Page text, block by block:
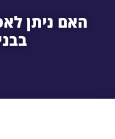
האם ניתן